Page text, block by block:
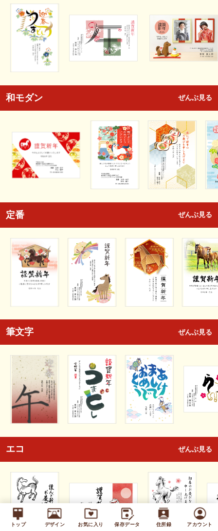
トップ デザイン お気に入り 保存データ 住所録 アカウント
和モダン ぜんぶ見る
定番 ぜんぶ見る
筆文字 ぜんぶ見る
エコ ぜんぶ見る